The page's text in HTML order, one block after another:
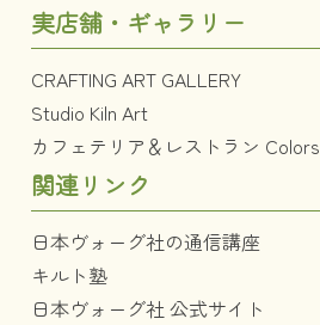
実店舗・ギャラリー
CRAFTING ART GALLERY
Studio Kiln Art
カフェテリア＆レストラン Colors
関連リンク
日本ヴォーグ社の通信講座
キルト塾
日本ヴォーグ社 公式サイト